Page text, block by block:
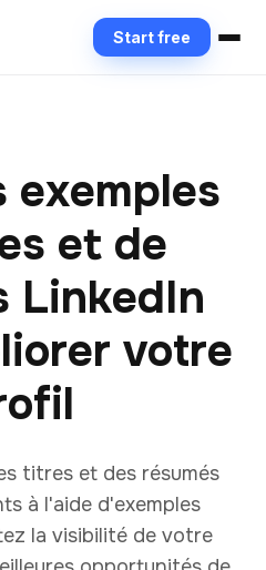
Start free
exemples
et de
LinkedIn
votre
titres et des résumés
à l'aide d'exemples
la visibilité de votre